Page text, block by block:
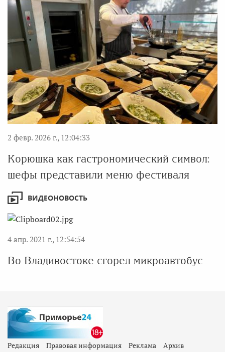
2 февр. 2026 г., 12:04:33
Корюшка как гастрономический символ:
шефы представили меню фестиваля
ВИДЕОНОВОСТЬ
4 апр. 2021 г., 12:54:54
Во Владивостоке сгорел микроавтобус
Редакция Правовая информация Реклама Архив